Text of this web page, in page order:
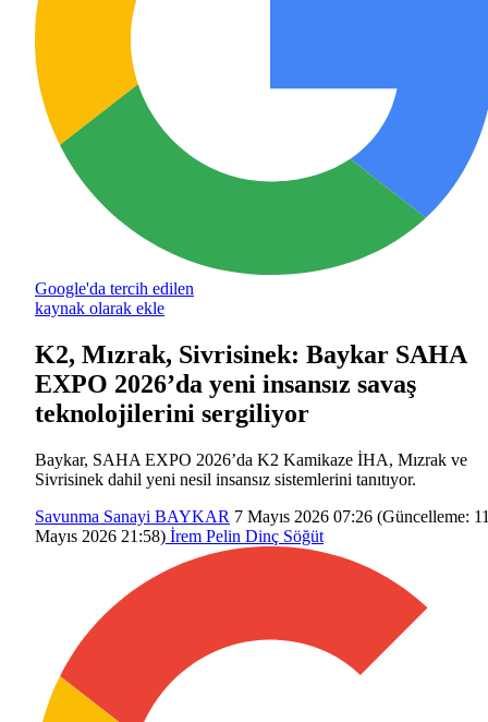
Google'da tercih edilen
kaynak olarak ekle
K2, Mızrak, Sivrisinek: Baykar SAHA
EXPO 2026’da yeni insansız savaş
teknolojilerini sergiliyor
Baykar, SAHA EXPO 2026’da K2 Kamikaze İHA, Mızrak ve
Sivrisinek dahil yeni nesil insansız sistemlerini tanıtıyor.
Savunma Sanayi BAYKAR 7 Mayıs 2026 07:26 (Güncelleme:
Mayıs 2026 21:58) İrem Pelin Dinç Söğüt